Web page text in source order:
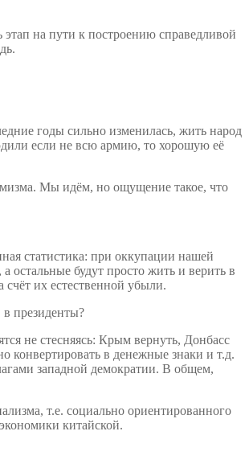
на пути к построению справедливой
годы сильно изменилась, жить народ
если не всю армию, то хорошую её
Мы идём, но ощущение такое, что
статистика: при оккупации нашей
остальные будут просто жить и верить в
счёт их естественной убыли.
президенты?
не стесняясь: Крым вернуть, Донбасс
в денежные знаки и т.д.
западной демократии. В общем,
т.е. социально ориентированного
китайской.